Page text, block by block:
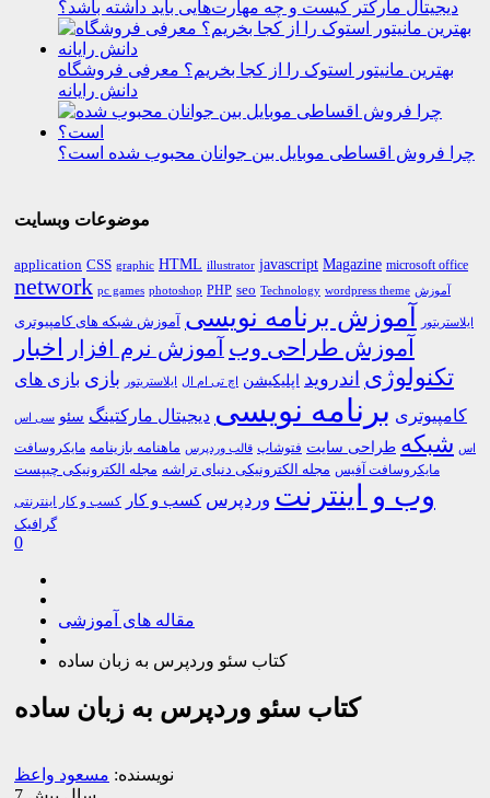
دیجیتال مارکتر کیست و چه مهارت‌هایی باید داشته باشد؟
بهترین مانیتور استوک را از کجا بخریم؟ معرفی فروشگاه
دانش رایانه
چرا فروش اقساطی موبایل بین جوانان محبوب شده است؟
موضوعات وبسایت
application CSS graphic HTML illustrator javascript Magazine microsoft office
network pc games photoshop PHP seo Technology wordpress theme آموزش
ایلاستریتور آموزش برنامه نویسی آموزش شبکه های کامپیوتری
آموزش طراحی وب آموزش نرم افزار اخبار
تکنولوژی اندروید اپلیکیشن اچ تی ام ال ایلاستریتور بازی بازی های
کامپیوتری برنامه نویسی دیجیتال مارکتینگ سئو سی اس
اس شبکه طراحی سایت فتوشاپ قالب وردپرس ماهنامه بازینامه مایکروسافت
مایکروسافت آفیس مجله الکترونیکی دنیای تراشه مجله الکترونیکی چیپست
وب و اینترنت وردپرس کسب و کار کسب و کار اینترنتی
گرافیک
0
مقاله های آموزشی
کتاب سئو وردپرس به زبان ساده
کتاب سئو وردپرس به زبان ساده
نویسنده: مسعود واعظ